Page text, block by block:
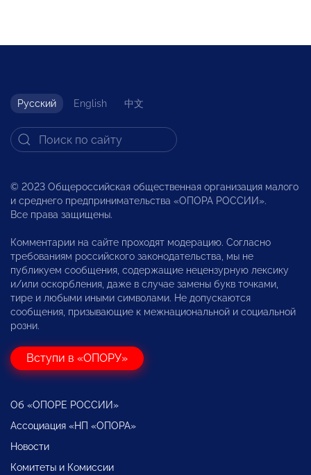
Русский English 中文
© 2023 Общероссийская общественная организация малого
и среднего предпринимательства «ОПОРА РОССИИ».
Все права защищены.
Комментарии на сайте проходят модерацию. Согласно
требованиям российского законодательства, мы не
публикуем сообщения, содержащие нецензурную лексику
и/или оскорбления, даже в случае замены букв точками,
тире и любыми иными символами. Не допускаются
сообщения, призывающие к межнациональной и социальной
розни.
Вступи в «ОПОРУ»
Об «ОПОРЕ РОССИИ»
Ассоциация «НП «ОПОРА»
Новости
Комитеты и Комиссии